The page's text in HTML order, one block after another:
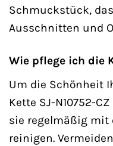
Schmuckstück,
Ausschnitten und
Wie pflege ich die
Um die Schönheit
Kette SJ-N10752-
sie regelmäßig mit
reinigen.